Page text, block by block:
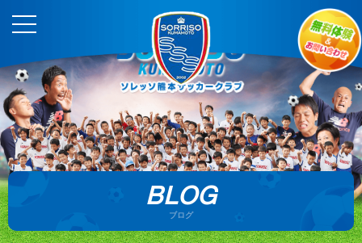
BLOG
ブログ